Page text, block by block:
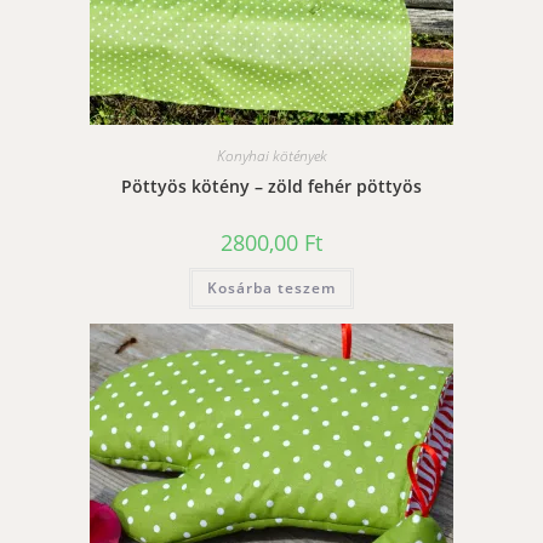
Konyhai kötények
Pöttyös kötény – zöld fehér pöttyös
2800,00 Ft
Kosárba teszem